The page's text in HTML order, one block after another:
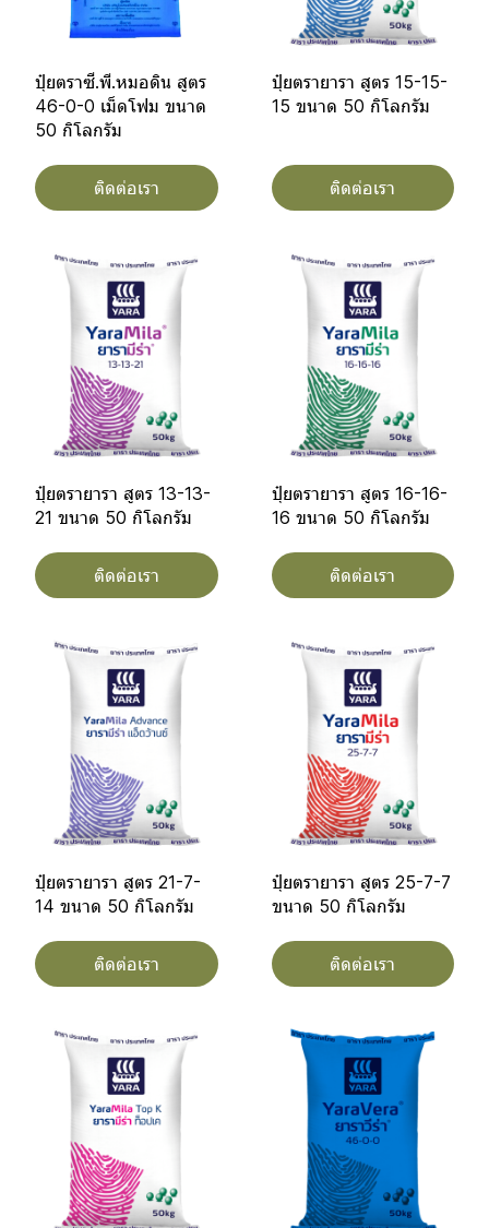
ปุ๋ยตราซี.พี.หมอดิน สูตร
46-0-0 เม็ดโฟม ขนาด
50 กิโลกรัม
ติดต่อเรา
ปุ๋ยตรายารา สูตร 15-15-
15 ขนาด 50 กิโลกรัม
ติดต่อเรา
ปุ๋ยตรายารา สูตร 13-13-
21 ขนาด 50 กิโลกรัม
ติดต่อเรา
ปุ๋ยตรายารา สูตร 16-16-
16 ขนาด 50 กิโลกรัม
ติดต่อเรา
ปุ๋ยตรายารา สูตร 21-7-
14 ขนาด 50 กิโลกรัม
ติดต่อเรา
ปุ๋ยตรายารา สูตร 25-7-7
ขนาด 50 กิโลกรัม
ติดต่อเรา